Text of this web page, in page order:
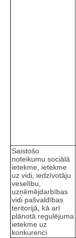
Saistošo
noteikumu sociālā
ietekme, ietekme
uz vidi, iedzīvotāju
veselību,
uzņēmējdarbības
vidi pašvaldības
teritorijā, kā arī
plānotā regulējuma
ietekme uz
konkurenci